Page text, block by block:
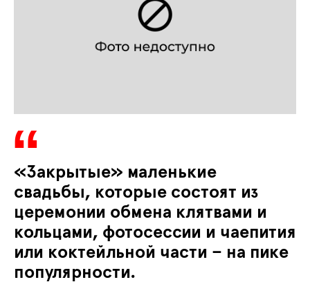
«Закрытые» маленькие
свадьбы, которые состоят из
церемонии обмена клятвами и
кольцами, фотосессии и чаепития
или коктейльной части – на пике
популярности.